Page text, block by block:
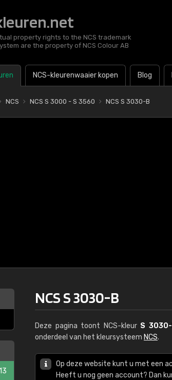
property rights to the NCS trademark
are the property of NCS Colour AB
NCS-kleurenwaaier kopen Blog
NCS NCS S 3000 - S 3560 NCS S 3030-B
NCS S 3030-B
Deze pagina toont NCS-kleur S
onderdeel van het kleursysteem NCS.
Op deze website kunt u met een
Heeft u nog geen account? Dan